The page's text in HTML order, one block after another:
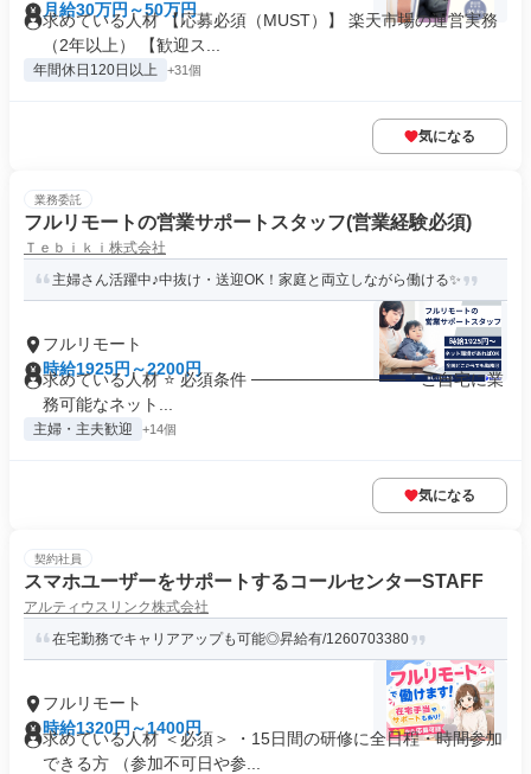
月給30万円～50万円
求めている人材 【応募必須（MUST）】 楽天市場の運営実務
（2年以上） 【歓迎ス...
年間休日120日以上 +31個
気になる
業務委託
フルリモートの営業サポートスタッフ(営業経験必須)
Ｔｅｂｉｋｉ株式会社
主婦さん活躍中♪中抜け・送迎OK！家庭と両立しながら働ける✨
フルリモート
時給1925円～2200円
求めている人材 ⭐ 必須条件 ───────────── * ご自宅に業
務可能なネット...
主婦・主夫歓迎 +14個
気になる
契約社員
スマホユーザーをサポートするコールセンターSTAFF
アルティウスリンク株式会社
在宅勤務でキャリアアップも可能◎昇給有/1260703380
フルリモート
時給1320円～1400円
求めている人材 ＜必須＞ ・15日間の研修に全日程・時間参加
できる方 （参加不可日や参...